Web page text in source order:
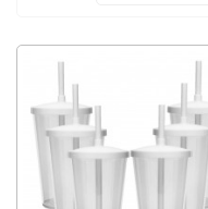
Copos
Shot
Copos
Twister
Presentes